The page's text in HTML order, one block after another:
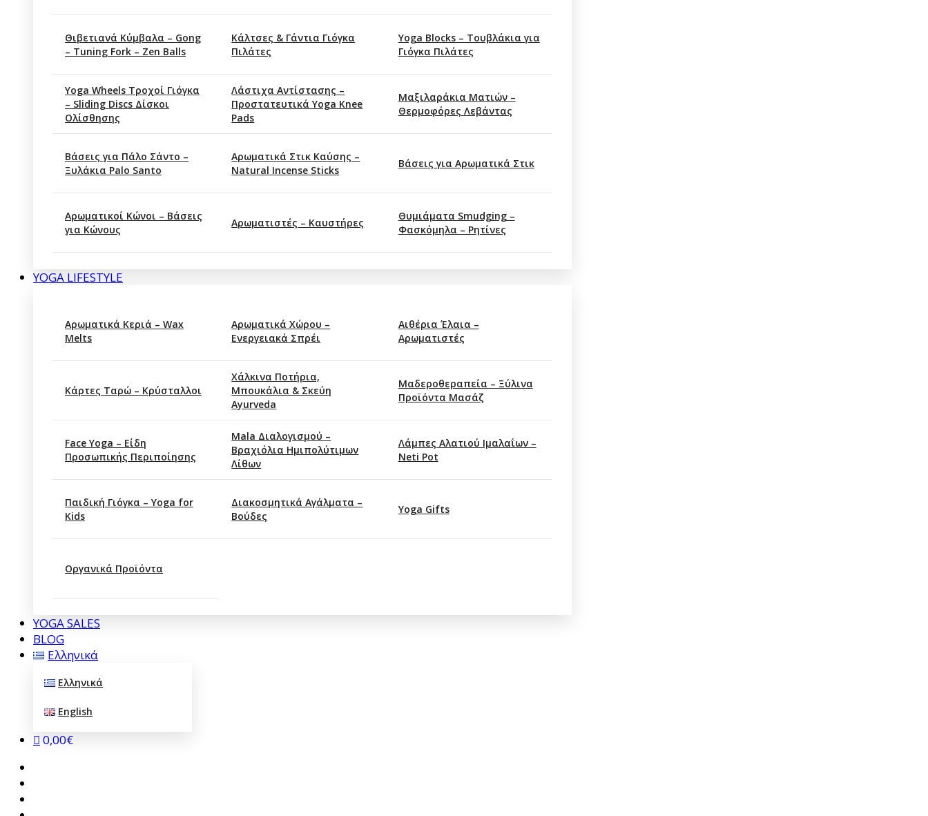
Θιβετιανά Κύμβαλα – Gong
– Tuning Fork – Zen Balls
Κάλτσες & Γάντια Γιόγκα
Πιλάτες
Yoga Blocks – Τουβλάκια για
Γιόγκα Πιλάτες
Yoga Wheels Τροχοί Γιόγκα
– Sliding Discs Δίσκοι
Ολίσθησης
Λάστιχα Αντίστασης –
Προστατευτικά Yoga Knee
Pads
Μαξιλαράκια Ματιών –
Θερμοφόρες Λεβάντας
Βάσεις για Πάλο Σάντο –
Ξυλάκια Palo Santo
Αρωματικά Στικ Καύσης –
Natural Incense Sticks
Βάσεις για Αρωματικά Στικ
Αρωματικοί Κώνοι – Βάσεις
για Κώνους
Αρωματιστές – Καυστήρες
Θυμιάματα Smudging –
Φασκόμηλα – Ρητίνες
YOGA LIFESTYLE
Αρωματικά Κεριά – Wax
Melts
Αρωματικά Χώρου –
Ενεργειακά Σπρέι
Αιθέρια Έλαια –
Αρωματιστές
Κάρτες Ταρώ – Κρύσταλλοι
Xάλκινα Ποτήρια,
Μπουκάλια & Σκεύη
Ayurveda
Mαδεροθεραπεία – Ξύλινα
Προϊόντα Μασάζ
Face Yoga – Είδη
Προσωπικής Περιποίησης
Mala Διαλογισμού –
Βραχιόλια Ημιπολύτιμων
Λίθων
Λάμπες Αλατιού Ιμαλαΐων –
Neti Pot
Παιδική Γιόγκα – Yoga for
Kids
Διακοσμητικά Αγάλματα –
Βούδες
Υoga Gifts
Οργανικά Προϊόντα
YOGA SALES
BLOG
Ελληνικά
Ελληνικά
English
0,00€